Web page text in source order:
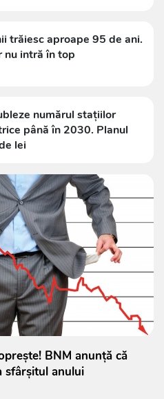
trăiesc aproape 95 de ani.
nu intră în top
numărul stațiilor
până în 2030. Planul
lei
BNM anunță că
sfârșitul anului